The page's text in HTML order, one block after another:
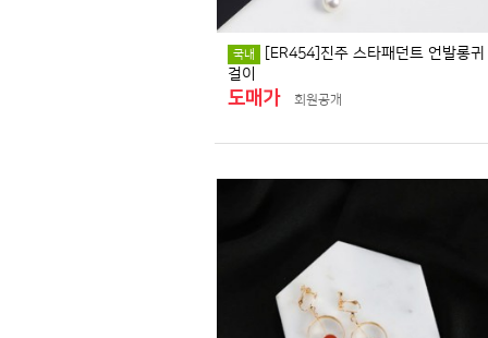
국내
[ER454]진주 스타패던트 언발롱귀
걸이
도매가 회원공개